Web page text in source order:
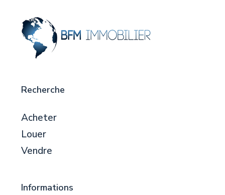
Recherche
Acheter
Louer
Vendre
Informations